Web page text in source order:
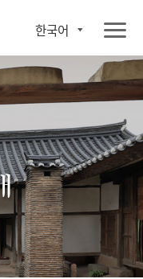
한국어